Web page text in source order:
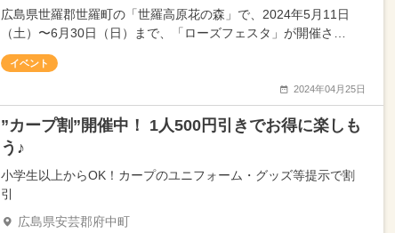
広島県世羅郡世羅町の「世羅高原花の森」で、2024年5月11日
（土）〜6月30日（日）まで、「ローズフェスタ」が開催さ…
イベント
2024年04月25日
”カープ割”開催中！ 1人500円引きでお得に楽しも
う♪
小学生以上からOK！カープのユニフォーム・グッズ等提示で割
引
広島県安芸郡府中町